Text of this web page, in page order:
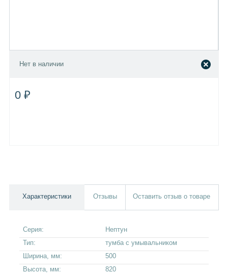
Нет в наличии
0 ₽
Характеристики Отзывы Оставить отзыв о товаре
Серия:
Нептун
Тип:
тумба с умывальником
Ширина, мм:
500
Высота, мм:
820